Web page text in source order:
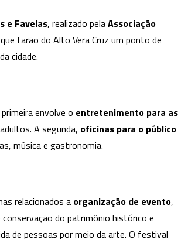
e Favelas, realizado pelaAssociação
farão do Alto Vera Cruz um ponto de
cidade.
envolve o entretenimento para as
A segunda, oficinas para o público
música e gastronomia.
relacionados a organização de evento,
do patrimônio histórico e
de pessoas por meio da arte. O festival